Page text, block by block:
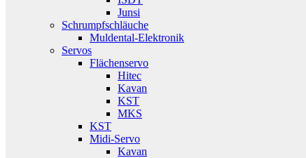
Junsi
Schrumpfschläuche
Muldental-Elektronik
Servos
Flächenservo
Hitec
Kavan
KST
MKS
KST
Midi-Servo
Kavan